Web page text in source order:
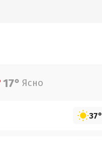
17° Ясно
37°